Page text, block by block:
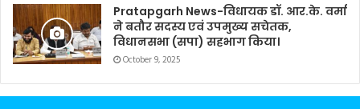
Pratapgarh News-विधायक डॉ. आर.के. वर्मा
ने बतौर सदस्य एवं उपमुख्य सचेतक,
विधानसभा (सपा) सहभाग किया।
October 9, 2025